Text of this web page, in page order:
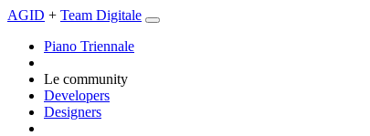
AGID + Team Digitale
Piano Triennale
Le community
Developers
Designers